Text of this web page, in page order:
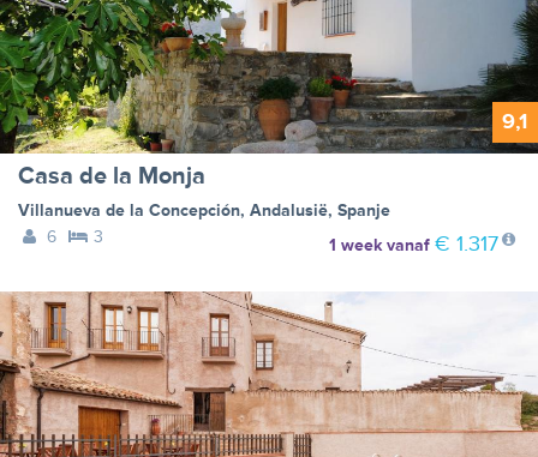
9,1
Casa de la Monja
Villanueva de la Concepción, Andalusië, Spanje
6
3 1 weekvanaf € 1.317